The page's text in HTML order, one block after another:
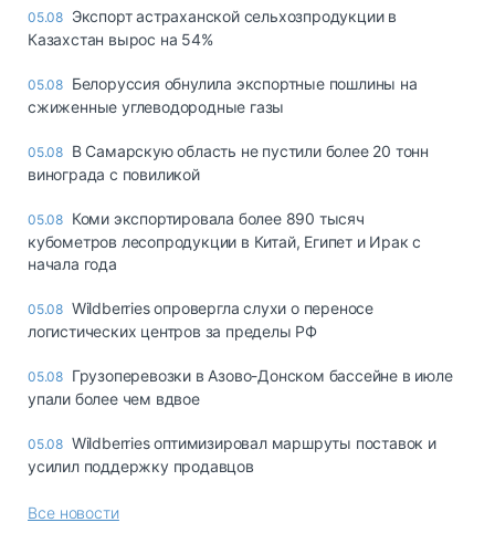
05.08 Экспорт астраханской сельхозпродукции в
Казахстан вырос на 54%
05.08 Белоруссия обнулила экспортные пошлины на
сжиженные углеводородные газы
05.08 В Самарскую область не пустили более 20 тонн
винограда с повиликой
05.08 Коми экспортировала более 890 тысяч
кубометров лесопродукции в Китай, Египет и Ирак с
начала года
05.08 Wildberries опровергла слухи о переносе
логистических центров за пределы РФ
05.08 Грузоперевозки в Азово-Донском бассейне в июле
упали более чем вдвое
05.08 Wildberries оптимизировал маршруты поставок и
усилил поддержку продавцов
Все новости